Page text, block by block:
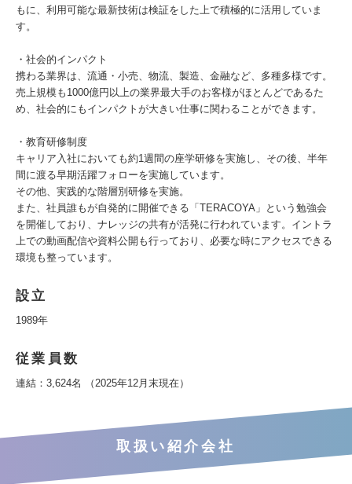
もに、利用可能な最新技術は検証をした上で積極的に活用していま
す。
・社会的インパクト
携わる業界は、流通・小売、物流、製造、金融など、多種多様です。
売上規模も1000億円以上の業界最大手のお客様がほとんどであるた
め、社会的にもインパクトが大きい仕事に関わることができます。
・教育研修制度
キャリア入社においても約1週間の座学研修を実施し、その後、半年
間に渡る早期活躍フォローを実施しています。
その他、実践的な階層別研修を実施。
また、社員誰もが自発的に開催できる「TERACOYA」という勉強会
を開催しており、ナレッジの共有が活発に行われています。イントラ
上での動画配信や資料公開も行っており、必要な時にアクセスできる
環境も整っています。
設立
1989年
従業員数
連結：3,624名 （2025年12月末現在）
取扱い紹介会社